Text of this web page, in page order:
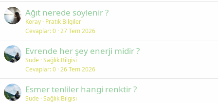
Ağıt nerede söylenir ?
Koray Pratik Bilgiler
Cevaplar 0 27 Tem 2026
Evrende her şey enerji midir ?
Sude Sağlık Bilgisi
Cevaplar 0 26 Tem 2026
Esmer tenliler hangi renktir ?
Sude Sağlık Bilgisi